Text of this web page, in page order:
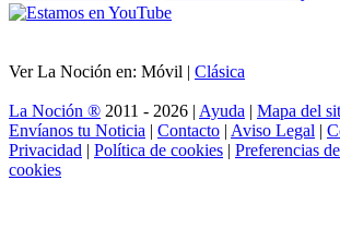
Ver La Noción en: Móvil | Clásica
La Noción ® 2011 - 2026 | Ayuda | Mapa del
Envíanos tu Noticia | Contacto | Aviso Legal |
Privacidad | Política de cookies | Preferencias
cookies